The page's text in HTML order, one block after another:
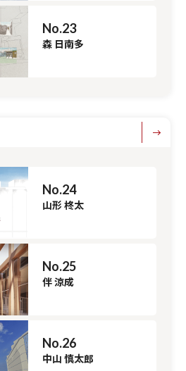
No.23
森 日南多
No.24
山形 柊太
No.25
伴 涼成
No.26
中山 慎太郎